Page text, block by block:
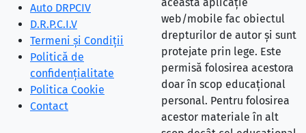
Auto DRPCIV
D.R.P.C.I.V
Termeni și Condiții
Politică de
confidențialitate
Politica Cookie
Contact
web/mobile fac obiectul
drepturilor de autor și sunt
protejate prin lege. Este
permisă folosirea acestora
doar în scop educațional
personal. Pentru folosirea
acestor materiale în alt